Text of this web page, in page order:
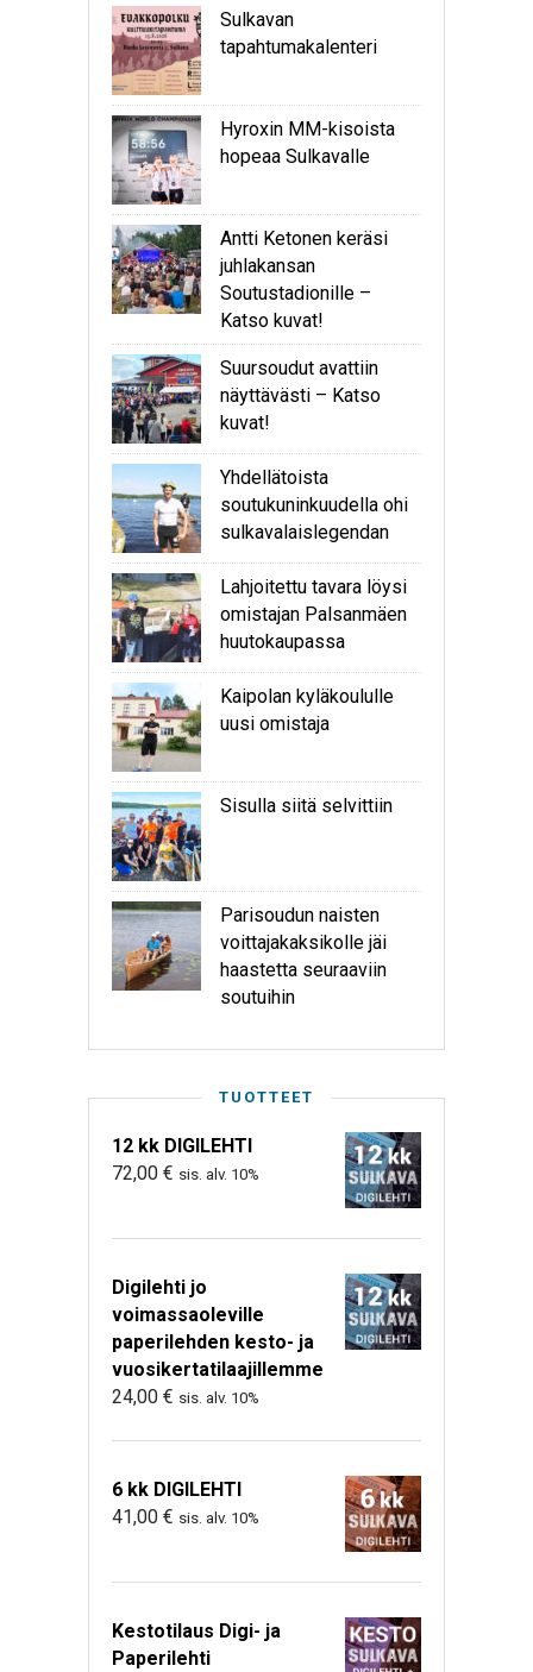
Sulkavan
tapahtumakalenteri
Hyroxin MM-kisoista
hopeaa Sulkavalle
Antti Ketonen keräsi
juhlakansan
Soutustadionille –
Katso kuvat!
Suursoudut avattiin
näyttävästi – Katso
kuvat!
Yhdellätoista
soutukuninkuudella ohi
sulkavalaislegendan
Lahjoitettu tavara löysi
omistajan Palsanmäen
huutokaupassa
Kaipolan kyläkoululle
uusi omistaja
Sisulla siitä selvittiin
Parisoudun naisten
voittajakaksikolle jäi
haastetta seuraaviin
soutuihin
TUOTTEET
12 kk DIGILEHTI
72,00 € sis. alv. 10%
Digilehti jo
voimassaoleville
paperilehden kesto- ja
vuosikertatilaajillemme
24,00 € sis. alv. 10%
6 kk DIGILEHTI
41,00 € sis. alv. 10%
Kestotilaus Digi- ja
Paperilehti